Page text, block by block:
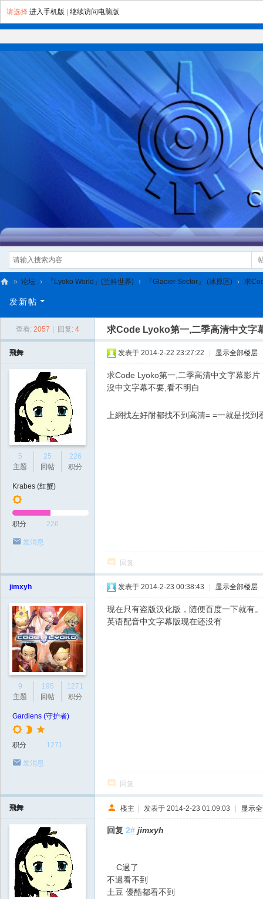
请选择 进入手机版 继续访问电脑版
L
» 论坛 › 「Lyoko World」(兰科世界) › 『Glacier Sector』 (冰原区) › 求
发新帖
查看: 2057 回复: 4 求Code Lyoko第一,二季高清中文字
飛舞
5
主题
25
回帖
226
积分
Krabes (红蟹)
积分 226
发消息
发表于 2014-2-22 23:27:22 显示全部楼层
求Code Lyoko第一,二季高清中文字幕影片
沒中文字幕不要,看不明白
上網找左好耐都找不到高清= =一就是找
回复
jimxyh
9
主题
195
回帖
1271
积分
Gardiens (守护者)
积分 1271
发消息
发表于 2014-2-23 00:38:43 显示全部楼层
现在只有盗版汉化版，随便百度一下就有
英语配音中文字幕版现在还没有
回复
飛舞 楼主 | 发表于 2014-2-23 01:09:03 | 显示
回复 2# jimxyh
C過了
不過看不到
土豆 優酷都看不到